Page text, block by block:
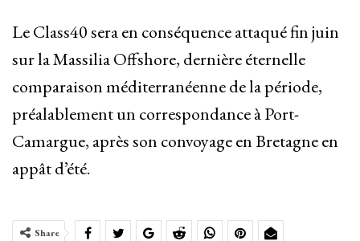
Le Class40 sera en conséquence attaqué fin juin
sur la Massilia Offshore, dernière éternelle
comparaison méditerranéenne de la période,
préalablement un correspondance à Port-
Camargue, après son convoyage en Bretagne en
appât d’été.
Share